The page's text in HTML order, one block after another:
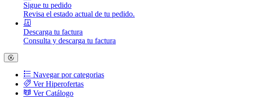
Sigue tu pedido
Revisa el estado actual de tu pedido.
Descarga tu factura
Consulta y descarga tu factura
Navegar por categorias
Ver Hiperofertas
Ver Catálogo